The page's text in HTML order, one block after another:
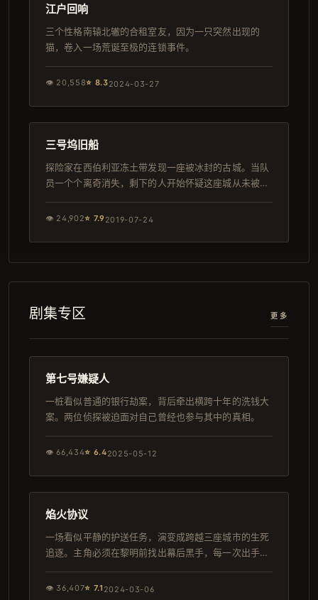
韩剧
江户回响
三个性格南辕北辙的合租室友，因为一只突然出现的
猫，卷入一场荒诞至极的连锁事件。
👁 20,558⭐ 8.32024-03-27
完结
126分钟
三号坞旧船
探险家在西伯利亚冻土带发现一座被冰封的古城。当队
员一个个离奇消失，剩下的人开始怀疑这座城从未被人
👁 24,902⭐ 7.9 2019-07-24
剧集专区 更多
韩剧
100分钟
第七号嫌疑人
一桩看似普通的银行劫案，背后牵出横跨十年的洗钱大
案。两位侦探被迫面对自己曾经也参与其中的真相。
👁66,434⭐ 6.42025-05-12
热播
91分钟
焰火协议
一场看似平静的护送任务，演变成跨越三座城市的生死
追逐。主角必须在黎明前找出幕后黑手，每一次出手都
👁 36,407⭐ 7.1 2024-03-06